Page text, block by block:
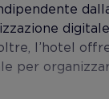
l’hotel
per